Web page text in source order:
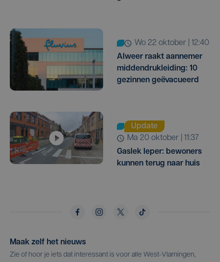
wo 22 oktober | 12:40
Alweer raakt aannemer
middendrukleiding: 10
gezinnen geëvacueerd
Update
ma 20 oktober | 11:37
Gaslek Ieper: bewoners
kunnen terug naar huis
Maak zelf het nieuws
Zie of hoor je iets dat interessant is voor alle West-Vlamingen,